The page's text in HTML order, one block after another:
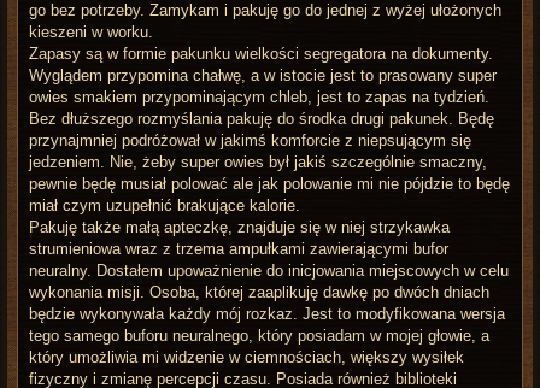
go bez potrzeby. Zamykam i pakuję go do jednej z wyżej ułożonych
kieszeni w worku.
Zapasy są w formie pakunku wielkości segregatora na dokumenty.
Wyglądem przypomina chałwę, a w istocie jest to prasowany super
owies smakiem przypominającym chleb, jest to zapas na tydzień.
Bez dłuższego rozmyślania pakuję do środka drugi pakunek. Będę
przynajmniej podróżował w jakimś komforcie z niepsującym się
jedzeniem. Nie, żeby super owies był jakiś szczególnie smaczny,
pewnie będę musiał polować ale jak polowanie mi nie pójdzie to będę
miał czym uzupełnić brakujące kalorie.
Pakuję także małą apteczkę, znajduje się w niej strzykawka
strumieniowa wraz z trzema ampułkami zawierającymi bufor
neuralny. Dostałem upoważnienie do inicjowania miejscowych w celu
wykonania misji. Osoba, której zaaplikuję dawkę po dwóch dniach
będzie wykonywała każdy mój rozkaz. Jest to modyfikowana wersja
tego samego buforu neuralnego, który posiadam w mojej głowie, a
który umożliwia mi widzenie w ciemnościach, większy wysiłek
fizyczny i zmianę percepcji czasu. Posiada również biblioteki